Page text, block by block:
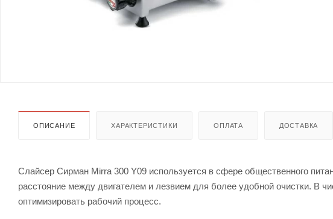
ОПИСАНИЕ ХАРАКТЕРИСТИКИ ОПЛАТА ДОСТАВКА
Слайсер Сирман Mirra 300 Y09 используется в сфере общественного
расстояние между двигателем и лезвием для более удобной очистки. В
оптимизировать рабочий процесс.